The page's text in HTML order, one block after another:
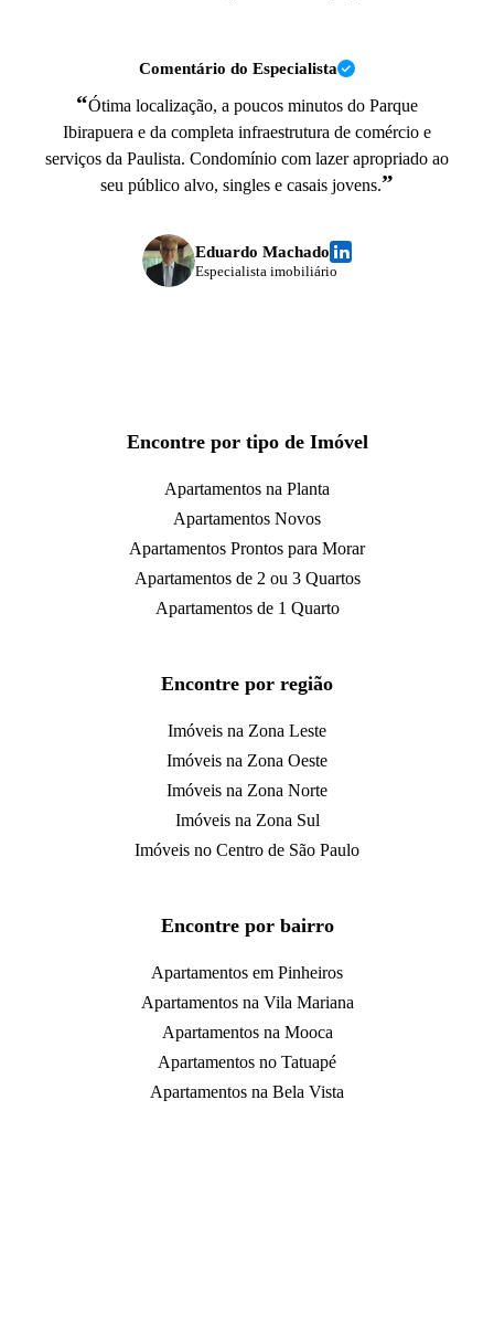
Comentário do Especialista
“Ótima localização, a poucos minutos do Parque
Ibirapuera e da completa infraestrutura de comércio e
serviços da Paulista. Condomínio com lazer apropriado ao
seu público alvo, singles e casais jovens.”
Eduardo Machado
Especialista imobiliário
Encontre por tipo de Imóvel
Apartamentos na Planta
Apartamentos Novos
Apartamentos Prontos para Morar
Apartamentos de 2 ou 3 Quartos
Apartamentos de 1 Quarto
Encontre por região
Imóveis na Zona Leste
Imóveis na Zona Oeste
Imóveis na Zona Norte
Imóveis na Zona Sul
Imóveis no Centro de São Paulo
Encontre por bairro
Apartamentos em Pinheiros
Apartamentos na Vila Mariana
Apartamentos na Mooca
Apartamentos no Tatuapé
Apartamentos na Bela Vista